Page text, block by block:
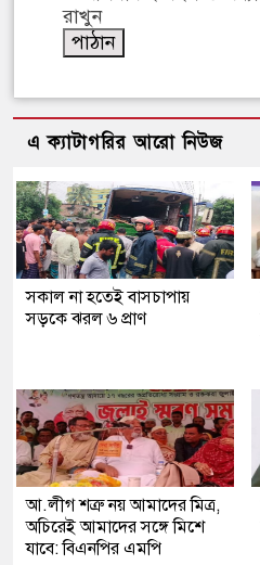
রাখুন
এ ক্যাটাগরির আরো নিউজ
সকাল না হতেই বাসচাপায়
সড়কে ঝরল ৬ প্রাণ
আ.লীগ শত্রু নয় আমাদের মিত্র,
অচিরেই আমাদের সঙ্গে মিশে
যাবে: বিএনপির এমপি